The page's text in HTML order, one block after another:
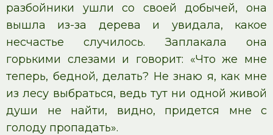
разбойники ушли со своей добычей, она
вышла из-за дерева и увидала, какое
несчастье случилось. Заплакала она
горькими слезами и говорит: «Что же мне
теперь, бедной, делать? Не знаю я, как мне
из лесу выбраться, ведь тут ни одной живой
души не найти, видно, придется мне с
голоду пропадать».